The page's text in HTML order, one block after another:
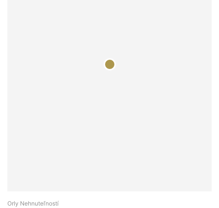
Orly Nehnuteľností